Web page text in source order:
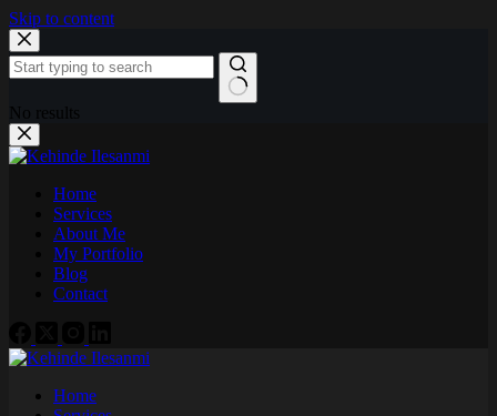
Skip to content
No results
Home
Services
About Me
My Portfolio
Blog
Contact
Home